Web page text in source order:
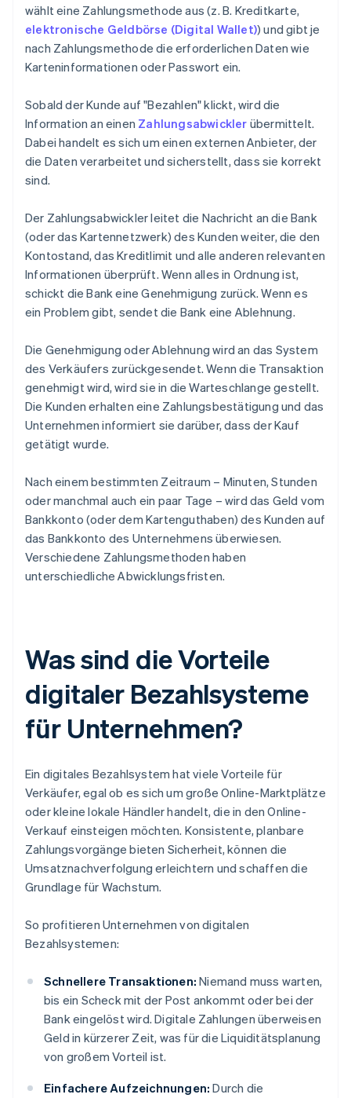
wählt eine Zahlungsmethode aus (z. B. Kreditkarte,
elektronische Geldbörse (Digital Wallet)) und gibt je
nach Zahlungsmethode die erforderlichen Daten wie
Karteninformationen oder Passwort ein.
Sobald der Kunde auf "Bezahlen" klickt, wird die
Information an einen Zahlungsabwickler übermittelt.
Dabei handelt es sich um einen externen Anbieter, der
die Daten verarbeitet und sicherstellt, dass sie korrekt
sind.
Der Zahlungsabwickler leitet die Nachricht an die Bank
(oder das Kartennetzwerk) des Kunden weiter, die den
Kontostand, das Kreditlimit und alle anderen relevanten
Informationen überprüft. Wenn alles in Ordnung ist,
schickt die Bank eine Genehmigung zurück. Wenn es
ein Problem gibt, sendet die Bank eine Ablehnung.
Die Genehmigung oder Ablehnung wird an das System
des Verkäufers zurückgesendet. Wenn die Transaktion
genehmigt wird, wird sie in die Warteschlange gestellt.
Die Kunden erhalten eine Zahlungsbestätigung und das
Unternehmen informiert sie darüber, dass der Kauf
getätigt wurde.
Nach einem bestimmten Zeitraum – Minuten, Stunden
oder manchmal auch ein paar Tage – wird das Geld vom
Bankkonto (oder dem Kartenguthaben) des Kunden auf
das Bankkonto des Unternehmens überwiesen.
Verschiedene Zahlungsmethoden haben
unterschiedliche Abwicklungsfristen.
Was sind die Vorteile
digitaler Bezahlsysteme
für Unternehmen?
Ein digitales Bezahlsystem hat viele Vorteile für
Verkäufer, egal ob es sich um große Online-Marktplätze
oder kleine lokale Händler handelt, die in den Online-
Verkauf einsteigen möchten. Konsistente, planbare
Zahlungsvorgänge bieten Sicherheit, können die
Umsatznachverfolgung erleichtern und schaffen die
Grundlage für Wachstum.
So profitieren Unternehmen von digitalen
Bezahlsystemen:
Schnellere Transaktionen: Niemand muss warten,
bis ein Scheck mit der Post ankommt oder bei der
Bank eingelöst wird. Digitale Zahlungen überweisen
Geld in kürzerer Zeit, was für die Liquiditätsplanung
von großem Vorteil ist.
Einfachere Aufzeichnungen: Durch die